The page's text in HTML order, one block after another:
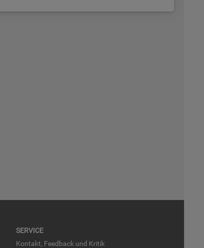
SER­VICE
Kon­takt, Feed­back und Kri­tik